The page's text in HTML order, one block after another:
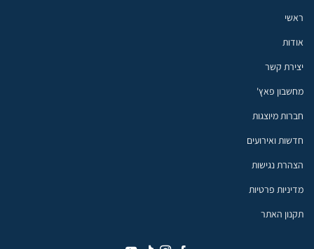
ראשי
אודות
יצירת קשר
מחשבון פאץ'
חברות מיוצגות
חדשות ואירועים
הצהרת נגישות
מדיניות פרטיות
תקנון האתר